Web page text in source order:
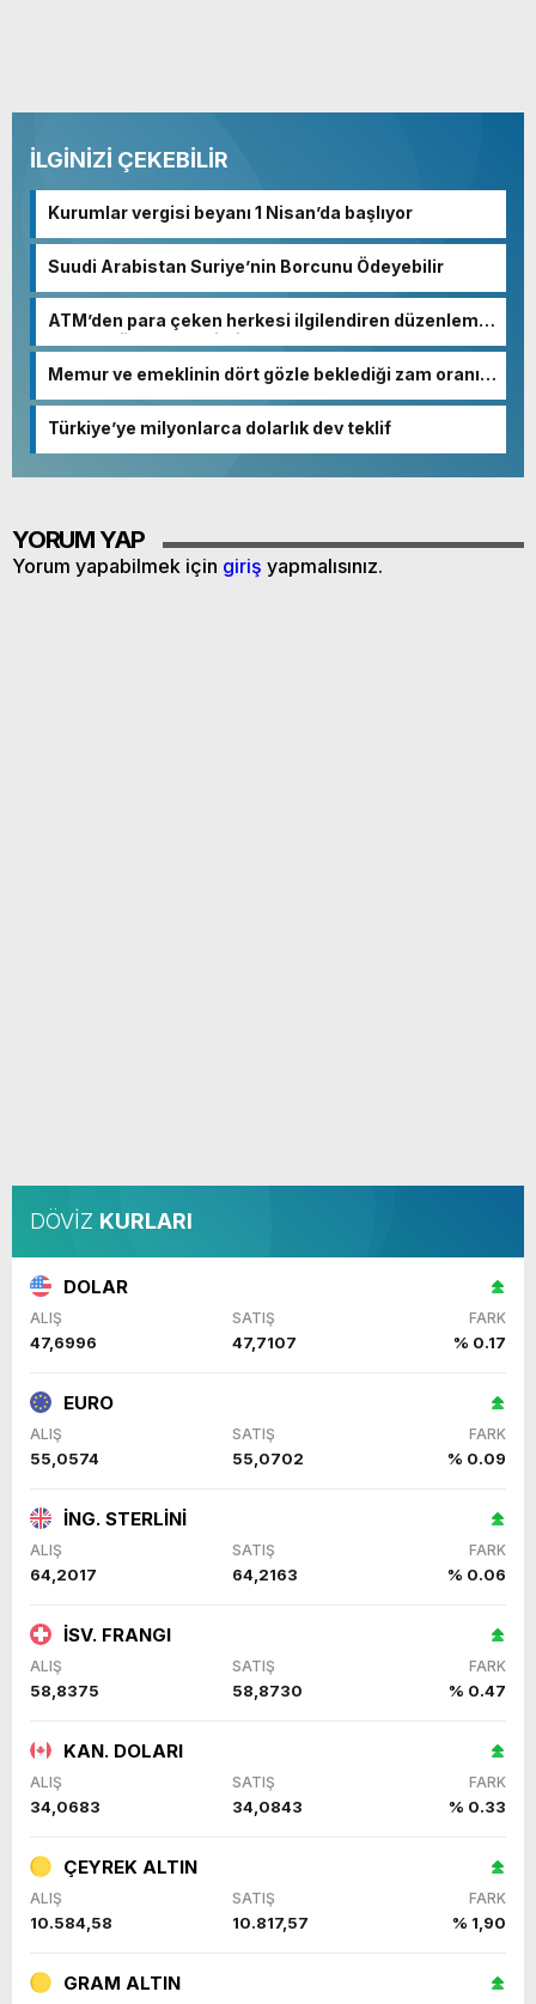
İLGİNİZİ ÇEKEBİLİR
Kurumlar vergisi beyanı 1 Nisan’da başlıyor
Suudi Arabistan Suriye’nin Borcunu Ödeyebilir
ATM’den para çeken herkesi ilgilendiren düzenleme!
Sayılar tümden değişti
Memur ve emeklinin dört gözle beklediği zam oranı
netleşmeye başladı
Türkiye’ye milyonlarca dolarlık dev teklif
YORUM YAP
Yorum yapabilmek için giriş yapmalısınız.
DÖVİZ KURLARI
DOLAR
ALIŞ SATIŞ FARK
47,6996 47,7107 % 0.17
EURO
ALIŞ SATIŞ FARK
55,0574 55,0702 % 0.09
İNG. STERLİNİ
ALIŞ SATIŞ FARK
64,2017 64,2163 % 0.06
İSV. FRANGI
ALIŞ SATIŞ FARK
58,8375 58,8730 % 0.47
KAN. DOLARI
ALIŞ SATIŞ FARK
34,0683 34,0843 % 0.33
ÇEYREK ALTIN
ALIŞ SATIŞ FARK
10.584,58 10.817,57 % 1,90
GRAM ALTIN